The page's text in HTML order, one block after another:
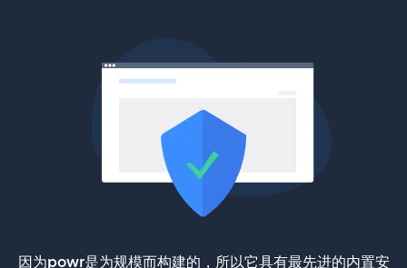
因为powr是为规模而构建的，所以它具有最先进的内置安